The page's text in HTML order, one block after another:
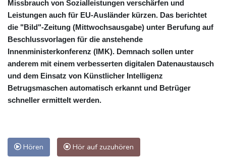
Missbrauch von Sozialleistungen verschärfen und
Leistungen auch für EU-Ausländer kürzen. Das berichtet
die "Bild"-Zeitung (Mittwochsausgabe) unter Berufung auf
Beschlussvorlagen für die anstehende
Innenministerkonferenz (IMK). Demnach sollen unter
anderem mit einem verbesserten digitalen Datenaustausch
und dem Einsatz von Künstlicher Intelligenz
Betrugsmaschen automatisch erkannt und Betrüger
schneller ermittelt werden.
Hören Hör auf zuzuhören